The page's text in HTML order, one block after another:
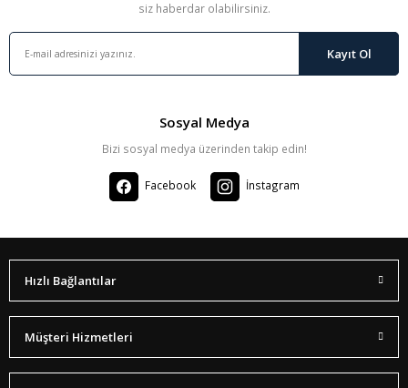
siz haberdar olabilirsiniz.
Kayıt Ol
Sosyal Medya
Bizi sosyal medya üzerinden takip edin!
Facebook İnstagram
Hızlı Bağlantılar
Müşteri Hizmetleri